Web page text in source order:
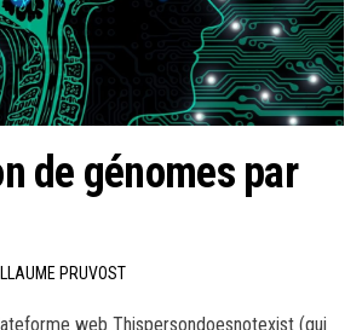
e
r
l
a
a
de génomes par
PRUVOST
web Thispersondoesnotexist (qui